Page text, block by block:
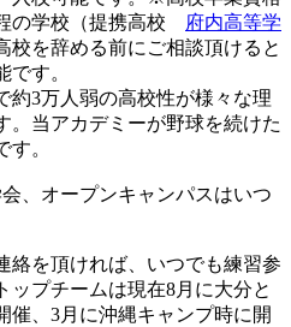
の学校（提携高校
府内高等学
校を辞める前にご相談頂けると
す。
約3万人弱の高校性が様々な理
。当アカデミーが野球を続けた
。
、オープンキャンパスはいつ
絡を頂ければ、いつでも練習参
ップチームは現在8月に大分と
催、3月に沖縄キャンプ時に開